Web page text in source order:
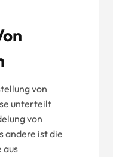
von
unterteilt
von
andere ist die
aus